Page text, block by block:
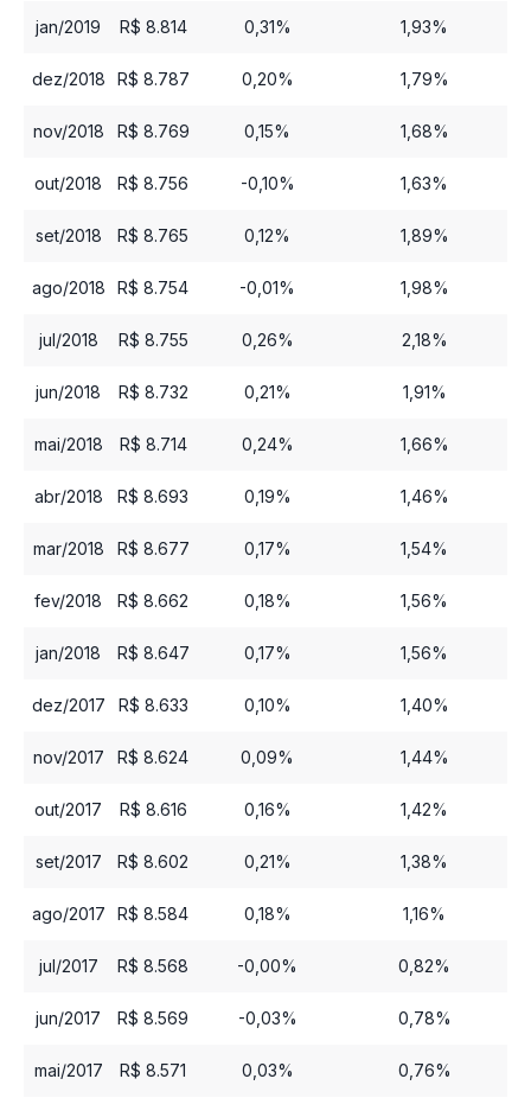
jan/2019 R$ 8.814 0,31% 1,93%
dez/2018 R$ 8.787 0,20% 1,79%
nov/2018 R$ 8.769 0,15% 1,68%
out/2018 R$ 8.756 -0,10% 1,63%
set/2018 R$ 8.765 0,12% 1,89%
ago/2018 R$ 8.754 -0,01% 1,98%
jul/2018 R$ 8.755 0,26% 2,18%
jun/2018 R$ 8.732 0,21% 1,91%
mai/2018 R$ 8.714 0,24% 1,66%
abr/2018 R$ 8.693 0,19% 1,46%
mar/2018 R$ 8.677 0,17% 1,54%
fev/2018 R$ 8.662 0,18% 1,56%
jan/2018 R$ 8.647 0,17% 1,56%
dez/2017 R$ 8.633 0,10% 1,40%
nov/2017 R$ 8.624 0,09% 1,44%
out/2017 R$ 8.616 0,16% 1,42%
set/2017 R$ 8.602 0,21% 1,38%
ago/2017 R$ 8.584 0,18% 1,16%
jul/2017 R$ 8.568 -0,00% 0,82%
jun/2017 R$ 8.569 -0,03% 0,78%
mai/2017 R$ 8.571 0,03% 0,76%